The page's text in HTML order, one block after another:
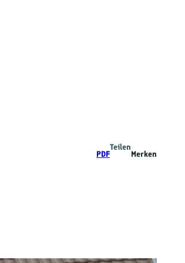
PDF
Teilen
Merken